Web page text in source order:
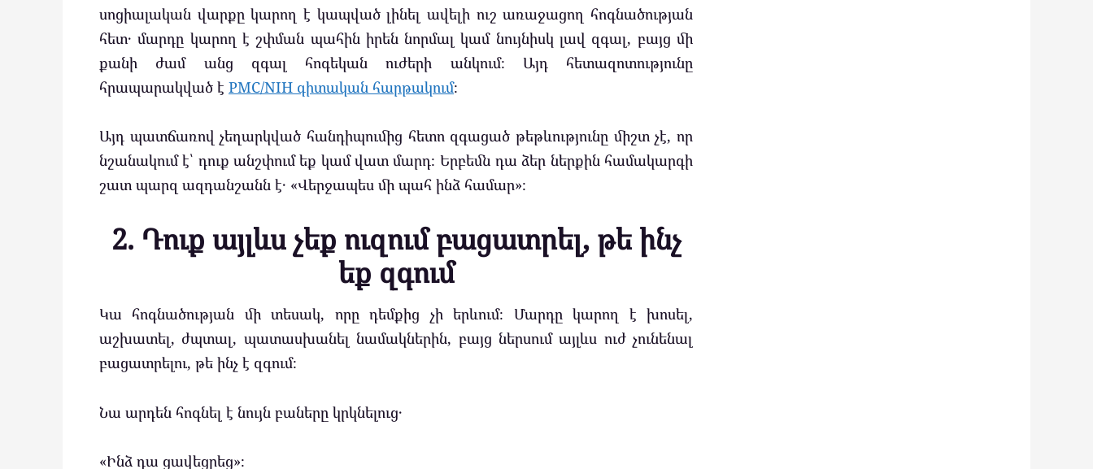
սոցիալական վարքը կարող է կապված լինել ավելի ուշ առաջացող հոգնածության
հետ․ մարդը կարող է շփման պահին իրեն նորմալ կամ նույնիսկ լավ զգալ, բայց մի
քանի ժամ անց զգալ հոգեկան ուժերի անկում։ Այդ հետազոտությունը
հրապարակված է PMC/NIH գիտական հարթակում։
Այդ պատճառով չեղարկված հանդիպումից հետո զգացած թեթևությունը միշտ չէ, որ
նշանակում է՝ դուք անշփում եք կամ վատ մարդ։ Երբեմն դա ձեր ներքին համակարգի
շատ պարզ ազդանշանն է․ «Վերջապես մի պահ ինձ համար»։
2. Դուք այլևս չեք ուզում բացատրել, թե ինչ
եք զգում
Կա հոգնածության մի տեսակ, որը դեմքից չի երևում։ Մարդը կարող է խոսել,
աշխատել, ժպտալ, պատասխանել նամակներին, բայց ներսում այլևս ուժ չունենալ
բացատրելու, թե ինչ է զգում։
Նա արդեն հոգնել է նույն բաները կրկնելուց․
«Ինձ դա ցավեցրեց»։